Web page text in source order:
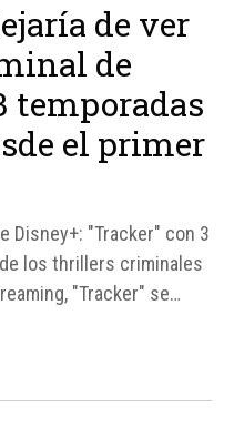
de ver
de
temporadas
el primer
Disney+: "Tracker" con 3
los thrillers criminales
"Tracker" se
disponible en